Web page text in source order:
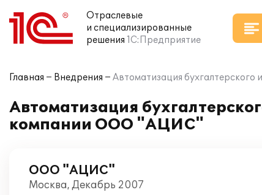
Отраслевые
и специализированные
решения 1С:Предприятие
Главная Внедрения Автоматизация
Автоматизация
компании ООО "АЦИС"
ООО "АЦИС"
Москва, Декабрь 2007